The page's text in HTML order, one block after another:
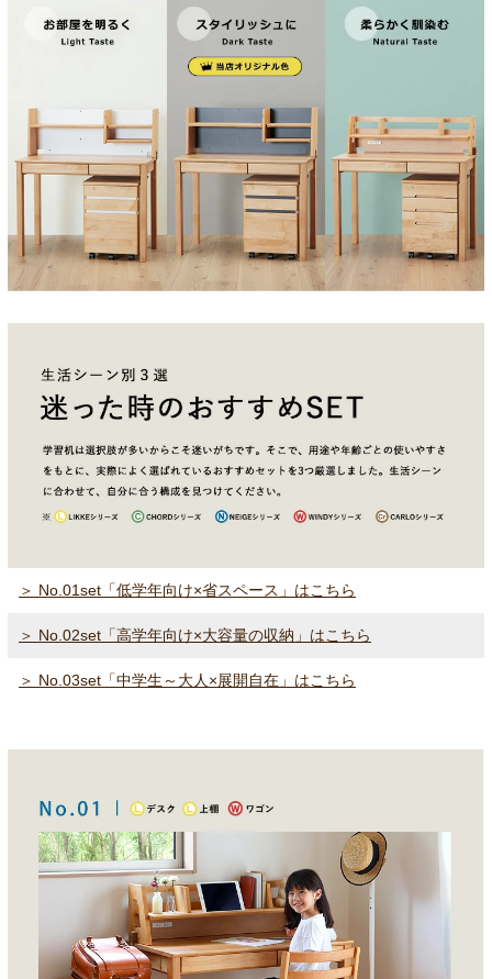
＞ No.01set「低学年向け×省スペース」はこちら
＞ No.02set「高学年向け×大容量の収納」はこちら
＞ No.03set「中学生～大人×展開自在」はこちら